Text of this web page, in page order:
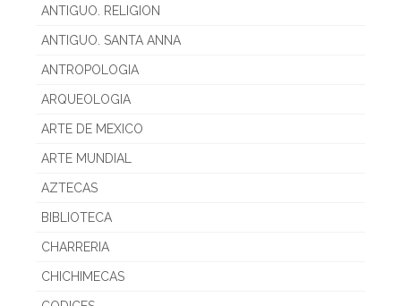
ANTIGUO. RELIGION
ANTIGUO. SANTA ANNA
ANTROPOLOGIA
ARQUEOLOGIA
ARTE DE MEXICO
ARTE MUNDIAL
AZTECAS
BIBLIOTECA
CHARRERIA
CHICHIMECAS